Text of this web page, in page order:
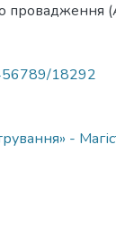
провадження
18292
-